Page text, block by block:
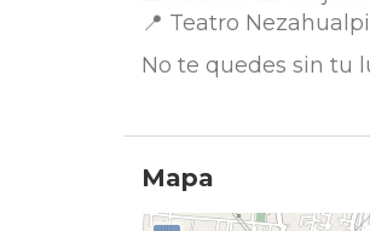
📍 Teatro
No te quedes sin tu
Mapa